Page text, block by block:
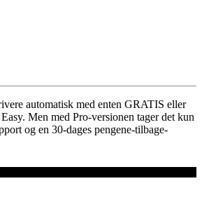
automatisk med enten GRATIS eller
Men med Pro-versionen tager det kun
og en 30-dages pengene-tilbage-